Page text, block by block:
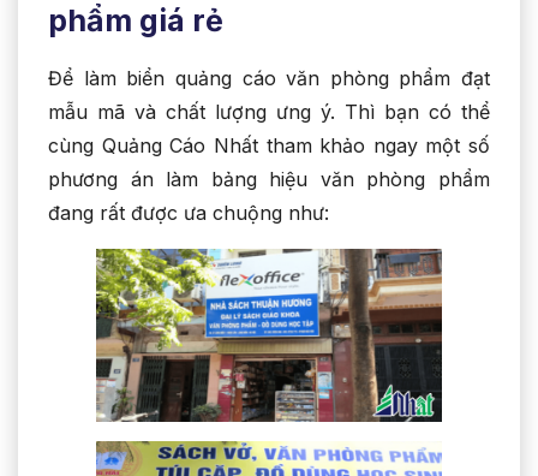
phẩm giá rẻ
Để làm biển quảng cáo văn phòng phẩm đạt
mẫu mã và chất lượng ưng ý. Thì bạn có thể
cùng Quảng Cáo Nhất tham khảo ngay một số
phương án làm bảng hiệu văn phòng phẩm
đang rất được ưa chuộng như: